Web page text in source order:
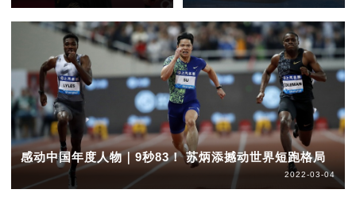
感动中国年度人物｜9秒83！ 苏炳添撼动世界短跑格局
2022-03-04